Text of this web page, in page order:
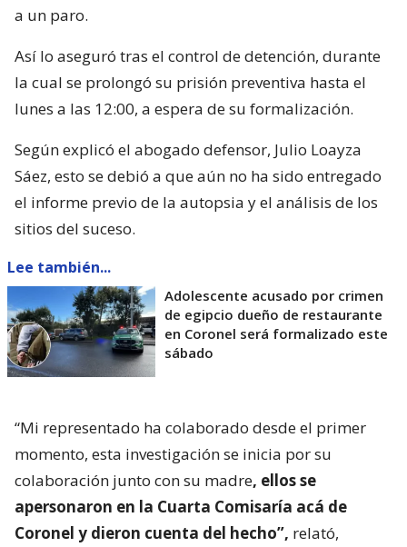
a un paro.
Así lo aseguró tras el control de detención, durante
la cual se prolongó su prisión preventiva hasta el
lunes a las 12:00, a espera de su formalización.
Según explicó el abogado defensor, Julio Loayza
Sáez, esto se debió a que aún no ha sido entregado
el informe previo de la autopsia y el análisis de los
sitios del suceso.
Lee también...
Adolescente acusado por crimen
de egipcio dueño de restaurante
en Coronel será formalizado este
sábado
“Mi representado ha colaborado desde el primer
momento, esta investigación se inicia por su
colaboración junto con su madre, ellos se
apersonaron en la Cuarta Comisaría acá de
Coronel y dieron cuenta del hecho”, relató,